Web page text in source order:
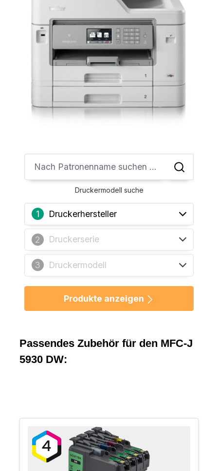
Druckermodell suche
1 Druckerhersteller
2 Druckerserie
3 Druckermodell
Produkte anzeigen
Passendes Zubehör für den MFC-J
5930 DW: